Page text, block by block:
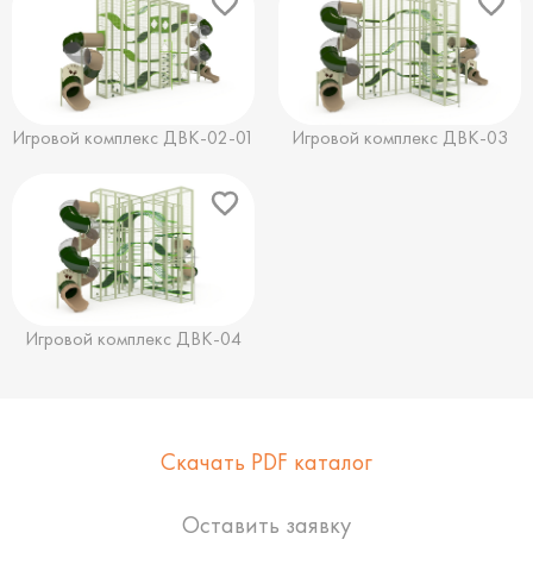
Игровой комплекс ДВК-02-01 Игровой комплекс ДВК-03
Игровой комплекс ДВК-04
Скачать PDF каталог
Оставить заявку